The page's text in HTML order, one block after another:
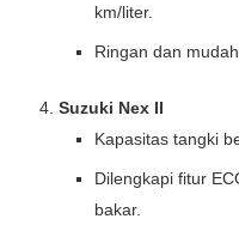
km/liter.
Ringan dan
Suzuki Nex II
Kapasitas tangki
Dilengkapi fitur
bakar.